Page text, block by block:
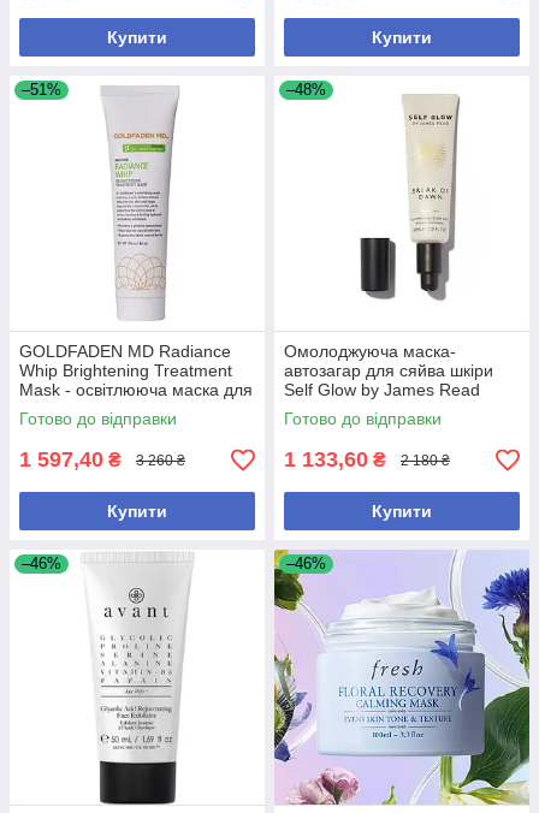
Купити Купити
–51%
GOLDFADEN MD Radiance
Whip Brightening Treatment
Mask - освітлююча маска для
сяйва шкіри
Готово до відправки
1 597,40 ₴ 3 260 ₴
Купити
–48%
Омолоджуюча маска-
автозагар для сяйва шкіри
Self Glow by James Read
Break of Dawn, 60 мл
Готово до відправки
1 133,60 ₴ 2 180 ₴
Купити
–46% –46%